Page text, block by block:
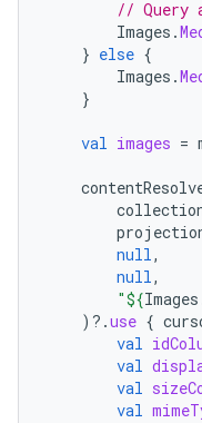
// Query
Images .
} else {
Images .
}
val images =
null,
null,
"${Images
) ?.use {
val
val
val
val